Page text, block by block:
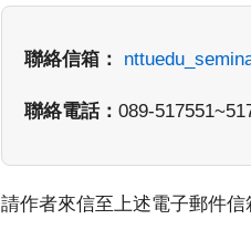
聯絡信箱：
聯絡電話： 089-
請作者來信至上述電子郵件